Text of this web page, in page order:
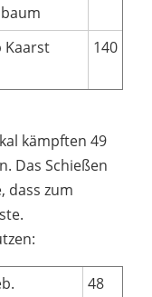
Kaarst 140
kämpf­ten 49
Das Schie­ßen
dass zum
48